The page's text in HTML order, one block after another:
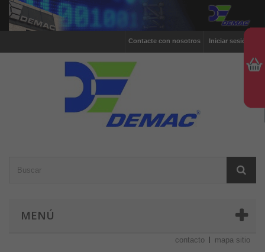
Iniciar sesión
Contacte con nosotros
MENÚ
contacto mapa sitio